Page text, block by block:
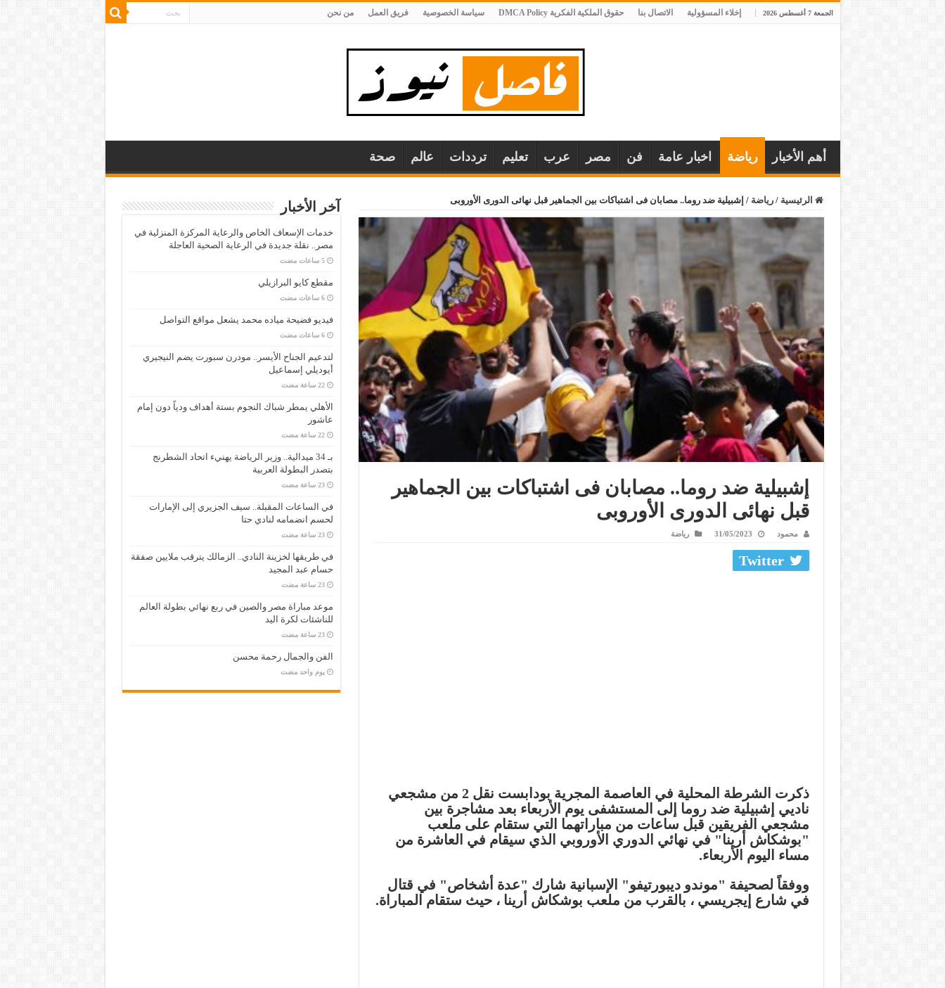
الجمعة 7 أغسطس 2026 إخلاء المسؤولية الاتصال بنا حقوق الملكية الفكرية DMCA Policy سياسة الخصوصية فريق العمل من نحن
أهم الأخبار رياضة اخبار عامة فن مصر عرب تعليم ترددات عالم صحة
الرئيسية / رياضة / إشبيلية ضد روما.. مصابان فى اشتباكات بين الجماهير قبل نهائى الدورى الأوروبى
إشبيلية ضد روما.. مصابان فى اشتباكات بين الجماهير
قبل نهائى الدورى الأوروبى
محمود 31/05/2023 رياضة
Twitter
ذكرت الشرطة المحلية في العاصمة المجرية بودابست نقل 2 من مشجعي
ناديي إشبيلية ضد روما إلى المستشفى يوم الأربعاء بعد مشاجرة بين
مشجعي الفريقين قبل ساعات من مباراتهما التي ستقام على ملعب
"بوشكاش أرينا" في نهائي الدوري الأوروبي الذي سيقام في العاشرة من
مساء اليوم الأربعاء.
ووفقاً لصحيفة "موندو ديبورتيفو" الإسبانية شارك "عدة أشخاص" في قتال
في شارع إيجريسي ، بالقرب من ملعب بوشكاش أرينا ، حيث ستقام المباراة.
آخر الأخبار
خدمات الإسعاف الخاص والرعاية المركزة المنزلية في
مصر.. نقلة جديدة في الرعاية الصحية العاجلة
‏5 ساعات مضت
مقطع كايو البرازيلي
‏6 ساعات مضت
فيديو فضيحة مياده محمد يشعل مواقع التواصل
‏6 ساعات مضت
لتدعيم الجناح الأيسر.. مودرن سبورت يضم النيجيري
أيوديلي إسماعيل
‏22 ساعة مضت
الأهلي يمطر شباك النجوم بستة أهداف ودياً دون إمام
عاشور
‏22 ساعة مضت
بـ 34 ميدالية.. وزير الرياضة يهنيء اتحاد الشطرنج
بتصدر البطولة العربية
‏23 ساعة مضت
في الساعات المقبلة.. سيف الجزيري إلى الإمارات
لحسم انضمامه لنادي حتا
‏23 ساعة مضت
في طريقها لخزينة النادي.. الزمالك يترقب ملايين صفقة
حسام عبد المجيد
‏23 ساعة مضت
موعد مباراة مصر والصين في ربع نهائي بطولة العالم
للناشئات لكرة اليد
‏23 ساعة مضت
الفن والجمال رحمة محسن
‏يوم واحد مضت